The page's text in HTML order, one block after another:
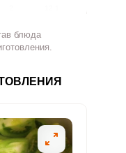
1.5 9.3
12.8 78.1
блюда